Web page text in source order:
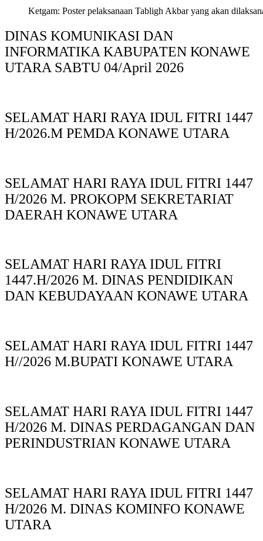
Ketgam: Poster pelaksanaan Tabligh Akbar yang akan
DINAS KOMUNIKASI DAN
INFORMATIKA KABUPAΤΕΝ ΚΟNAWE
UTARA SABTU 04/April 2026
SELAMAT HARI RAYA IDUL FITRI 1447
H/2026.M PEMDA KONAWE UTARA
SELAMAT HARI RAYA IDUL FITRI 1447
H/2026 M. PROKOPM SEKRETARIAT
DAERAH KONAWE UTARA
SELAMAT HARI RAYA IDUL FITRI
1447.H/2026 M. DINAS PENDIDIKAN
DAN KEBUDAYAAN KONAWE UTARA
SELAMAT HARI RAYA IDUL FITRI 1447
H//2026 M.BUPATI KONAWE UTARA
SELAMAT HARI RAYA IDUL FITRI 1447
H/2026 M. DINAS PERDAGANGAN DAN
PERINDUSTRIAN KONAWE UTARA
SELAMAT HARI RAYA IDUL FITRI 1447
H/2026 M. DINAS KOMINFO KONAWE
UTARA